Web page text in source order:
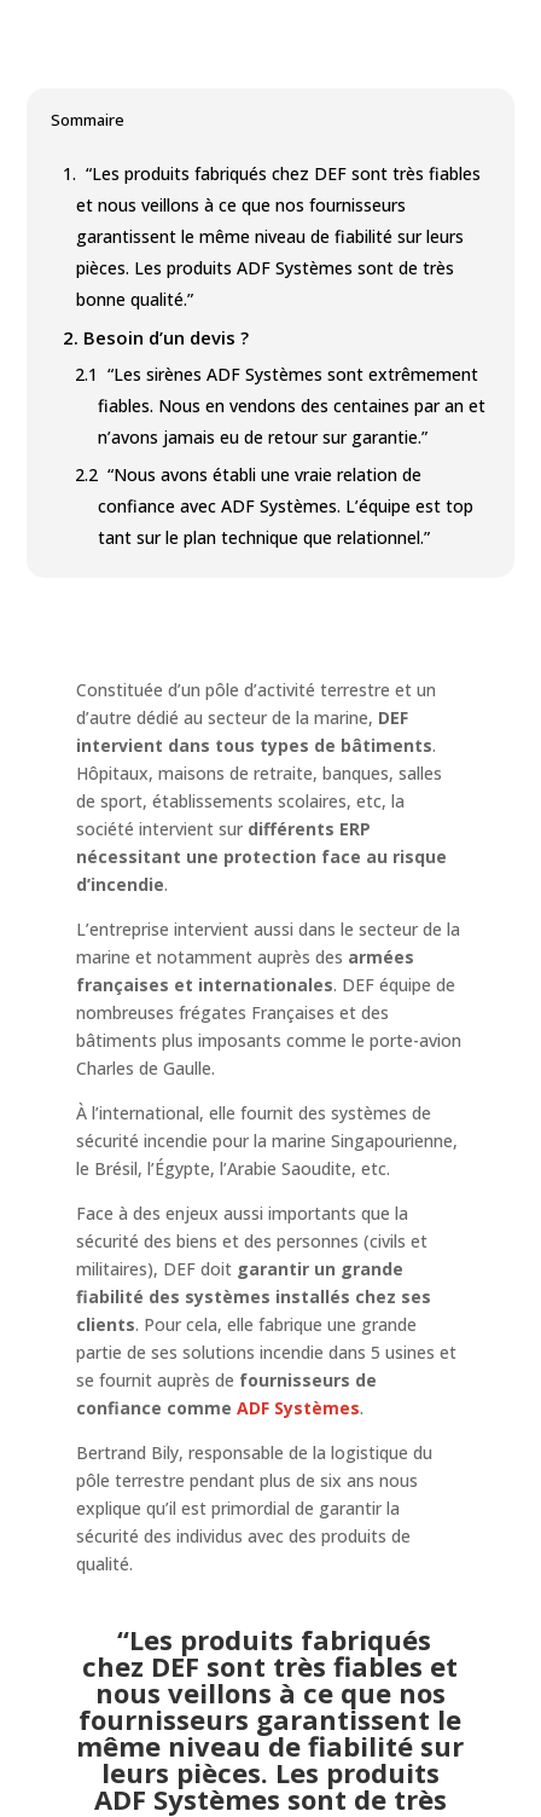
Sommaire
1. “Les produits fabriqués chez DEF sont très fiables
et nous veillons à ce que nos fournisseurs
garantissent le même niveau de fiabilité sur leurs
pièces. Les produits ADF Systèmes sont de très
bonne qualité.”
2. Besoin d’un devis ?
2.1 “Les sirènes ADF Systèmes sont extrêmement
fiables. Nous en vendons des centaines par an et
n’avons jamais eu de retour sur garantie.”
2.2 “Nous avons établi une vraie relation de
confiance avec ADF Systèmes. L’équipe est top
tant sur le plan technique que relationnel.”
Constituée d’un pôle d’activité terrestre et un
d’autre dédié au secteur de la marine, DEF
intervient dans tous types de bâtiments.
Hôpitaux, maisons de retraite, banques, salles
de sport, établissements scolaires, etc, la
société intervient sur différents ERP
nécessitant une protection face au risque
d’incendie.
L’entreprise intervient aussi dans le secteur de la
marine et notamment auprès des armées
françaises et internationales. DEF équipe de
nombreuses frégates Françaises et des
bâtiments plus imposants comme le porte-avion
Charles de Gaulle.
À l’international, elle fournit des systèmes de
sécurité incendie pour la marine Singapourienne,
le Brésil, l’Égypte, l’Arabie Saoudite, etc.
Face à des enjeux aussi importants que la
sécurité des biens et des personnes (civils et
militaires), DEF doit garantir un grande
fiabilité des systèmes installés chez ses
clients. Pour cela, elle fabrique une grande
partie de ses solutions incendie dans 5 usines et
se fournit auprès de fournisseurs de
confiance comme ADF Systèmes.
Bertrand Bily, responsable de la logistique du
pôle terrestre pendant plus de six ans nous
explique qu’il est primordial de garantir la
sécurité des individus avec des produits de
qualité.
“Les produits fabriqués
chez DEF sont très fiables et
nous veillons à ce que nos
fournisseurs garantissent le
même niveau de fiabilité sur
leurs pièces. Les produits
ADF Systèmes sont de très